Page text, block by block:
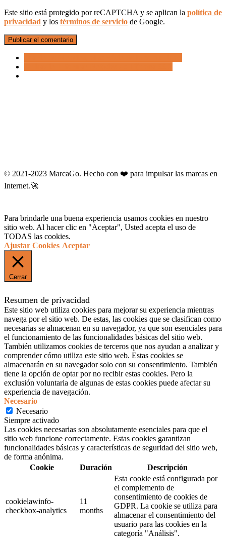
Este sitio está protegido por reCAPTCHA y se aplican la política de
privacidad y los términos de servicio de Google.
© 2021-2023 MarcaGo. Hecho con ❤️ para impulsar las marcas en
Internet.🚀
Para brindarle una buena experiencia usamos cookies en nuestro
sitio web. Al hacer clic en "Aceptar", Usted acepta el uso de
TODAS las cookies.
Ajustar Cookies Aceptar
Cerrar
Resumen de privacidad
Este sitio web utiliza cookies para mejorar su experiencia mientras
navega por el sitio web. De estas, las cookies que se clasifican como
necesarias se almacenan en su navegador, ya que son esenciales para
el funcionamiento de las funcionalidades básicas del sitio web.
También utilizamos cookies de terceros que nos ayudan a analizar y
comprender cómo utiliza este sitio web. Estas cookies se
almacenarán en su navegador solo con su consentimiento. También
tiene la opción de optar por no recibir estas cookies. Pero la
exclusión voluntaria de algunas de estas cookies puede afectar su
experiencia de navegación.
Necesario
Necesario
Siempre activado
Las cookies necesarias son absolutamente esenciales para que el
sitio web funcione correctamente. Estas cookies garantizan
funcionalidades básicas y características de seguridad del sitio web,
de forma anónima.
Cookie
Duración Descripción
cookielawinfo-
checkbox-analytics
11
months
Esta cookie está configurada por
el complemento de
consentimiento de cookies de
GDPR. La cookie se utiliza para
almacenar el consentimiento del
usuario para las cookies en la
categoría "Análisis".